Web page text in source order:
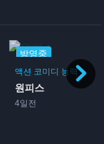
방영중
액션 코미디 능력
원피스
4일전